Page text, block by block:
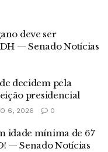
deve ser
— Senado Notícias
decidem pela
presidencial
6, 2026 0
idade mínima de 67
— Senado Notícias